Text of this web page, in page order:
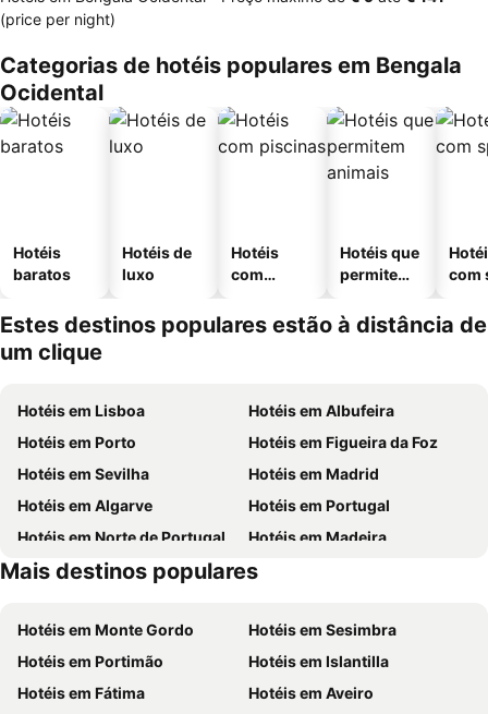
(price per night)
Categorias de hotéis populares em Bengala
Ocidental
Hotéis
baratos
Hotéis de
luxo
Hotéis
com
Hotéis que
permitem
com
Estes destinos populares estão à distância de
um clique
Hotéis em Lisboa
Hotéis em Albufeira
Hotéis em Porto
Hotéis em Figueira da Foz
Hotéis em Sevilha
Hotéis em Madrid
Hotéis em Algarve
Hotéis em Portugal
Hotéis em Norte de Portugal
Hotéis em Madeira
Hotéis em Espanha
Hotéis em Centro de Portugal
Mais destinos populares
Hotéis em Monte Gordo
Hotéis em Sesimbra
Hotéis em Portimão
Hotéis em Islantilla
Hotéis em Fátima
Hotéis em Aveiro